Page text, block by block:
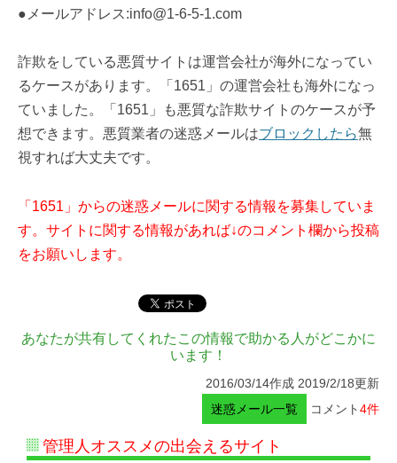
●メールアドレス:info@1-6-5-1.com
詐欺をしている悪質サイトは運営会社が海外になってい
るケースがあります。「1651」の運営会社も海外になっ
ていました。「1651」も悪質な詐欺サイトのケースが予
想できます。悪質業者の迷惑メールはブロックしたら無
視すれば大丈夫です。
「1651」からの迷惑メールに関する情報を募集していま
す。サイトに関する情報があれば↓のコメント欄から投稿
をお願いします。
あなたが共有してくれたこの情報で助かる人がどこかに
います！
2016/03/14作成 2019/2/18更新
迷惑メール一覧
コメント4件
管理人オススメの出会えるサイト